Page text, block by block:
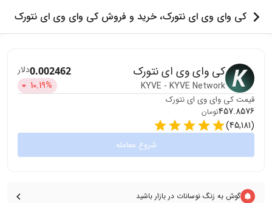
کی وای وی ای نتورک، خرید و فروش کی وای وی ای نتورک
کی وای وی ای نتورک
KYVE - KYVE Network
0.002462دلار
10.19%
قیمت کی وای وی ای نتورک
457.8576تومان
(
45,181
)
شروع معامله
گوش به زنگ نوسانات در بازار باشید